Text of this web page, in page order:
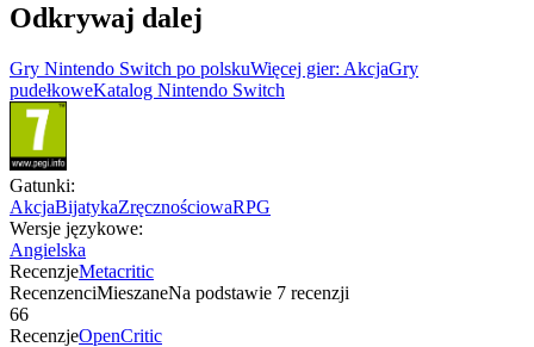
Odkrywaj dalej
Gry Nintendo Switch po polskuWięcej gier: AkcjaGry
pudełkoweKatalog Nintendo Switch
Gatunki:
AkcjaBijatykaZręcznościowaRPG
Wersje językowe:
Angielska
RecenzjeMetacritic
RecenzenciMieszaneNa podstawie 7 recenzji
66
RecenzjeOpenCritic